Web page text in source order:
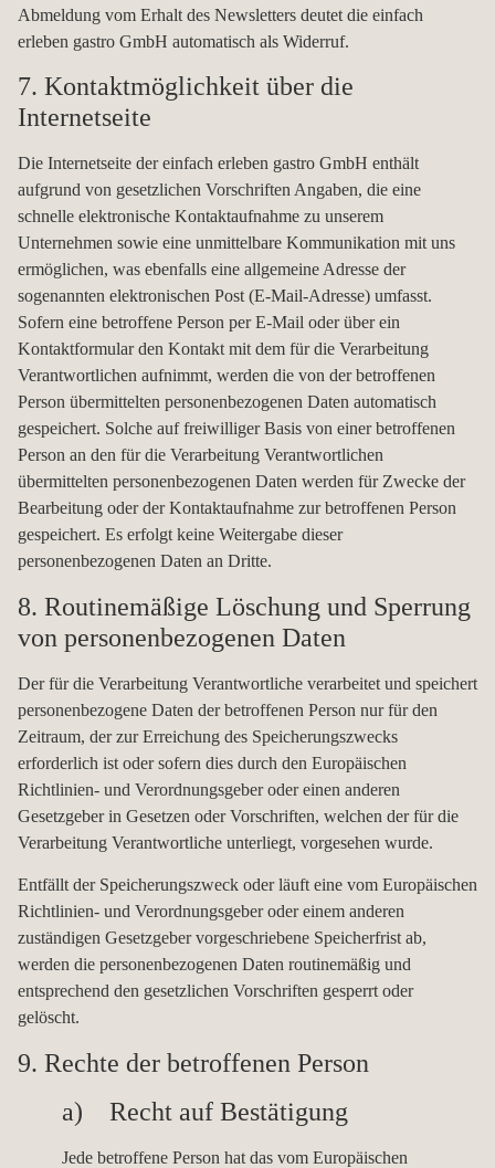
Abmeldung vom Erhalt des Newsletters deutet die einfach
erleben gastro GmbH automatisch als Widerruf.
7. Kontaktmöglichkeit über die
Internetseite
Die Internetseite der einfach erleben gastro GmbH enthält
aufgrund von gesetzlichen Vorschriften Angaben, die eine
schnelle elektronische Kontaktaufnahme zu unserem
Unternehmen sowie eine unmittelbare Kommunikation mit uns
ermöglichen, was ebenfalls eine allgemeine Adresse der
sogenannten elektronischen Post (E-Mail-Adresse) umfasst.
Sofern eine betroffene Person per E-Mail oder über ein
Kontaktformular den Kontakt mit dem für die Verarbeitung
Verantwortlichen aufnimmt, werden die von der betroffenen
Person übermittelten personenbezogenen Daten automatisch
gespeichert. Solche auf freiwilliger Basis von einer betroffenen
Person an den für die Verarbeitung Verantwortlichen
übermittelten personenbezogenen Daten werden für Zwecke der
Bearbeitung oder der Kontaktaufnahme zur betroffenen Person
gespeichert. Es erfolgt keine Weitergabe dieser
personenbezogenen Daten an Dritte.
8. Routinemäßige Löschung und Sperrung
von personenbezogenen Daten
Der für die Verarbeitung Verantwortliche verarbeitet und speichert
personenbezogene Daten der betroffenen Person nur für den
Zeitraum, der zur Erreichung des Speicherungszwecks
erforderlich ist oder sofern dies durch den Europäischen
Richtlinien- und Verordnungsgeber oder einen anderen
Gesetzgeber in Gesetzen oder Vorschriften, welchen der für die
Verarbeitung Verantwortliche unterliegt, vorgesehen wurde.
Entfällt der Speicherungszweck oder läuft eine vom Europäischen
Richtlinien- und Verordnungsgeber oder einem anderen
zuständigen Gesetzgeber vorgeschriebene Speicherfrist ab,
werden die personenbezogenen Daten routinemäßig und
entsprechend den gesetzlichen Vorschriften gesperrt oder
gelöscht.
9. Rechte der betroffenen Person
a) Recht auf Bestätigung
Jede betroffene Person hat das vom Europäischen